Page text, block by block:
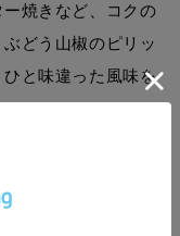
焼きなど、コクの
どう山椒のピリッ
と味違った風味を